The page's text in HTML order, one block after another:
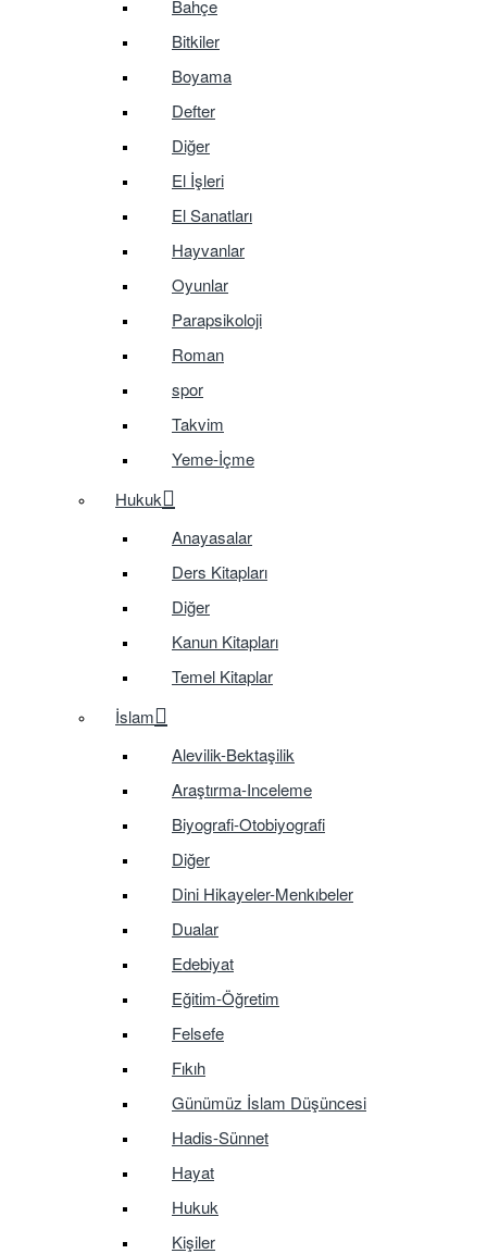
Bahçe
Bitkiler
Boyama
Defter
Diğer
El İşleri
El Sanatları
Hayvanlar
Oyunlar
Parapsikoloji
Roman
spor
Takvim
Yeme-İçme
Hukuk
Anayasalar
Ders Kitapları
Diğer
Kanun Kitapları
Temel Kitaplar
İslam
Alevilik-Bektaşilik
Araştırma-Inceleme
Biyografi-Otobiyografi
Diğer
Dini Hikayeler-Menkıbeler
Dualar
Edebiyat
Eğitim-Öğretim
Felsefe
Fıkıh
Günümüz İslam Düşüncesi
Hadis-Sünnet
Hayat
Hukuk
Kişiler